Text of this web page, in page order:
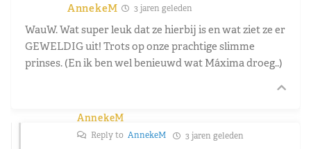
AnnekeM 3 jaren geleden
WauW. Wat super leuk dat ze hierbij is en wat ziet ze er
GEWELDIG uit! Trots op onze prachtige slimme
prinses. (En ik ben wel benieuwd wat Máxima droeg..)
AnnekeM
Reply to AnnekeM 3 jaren geleden